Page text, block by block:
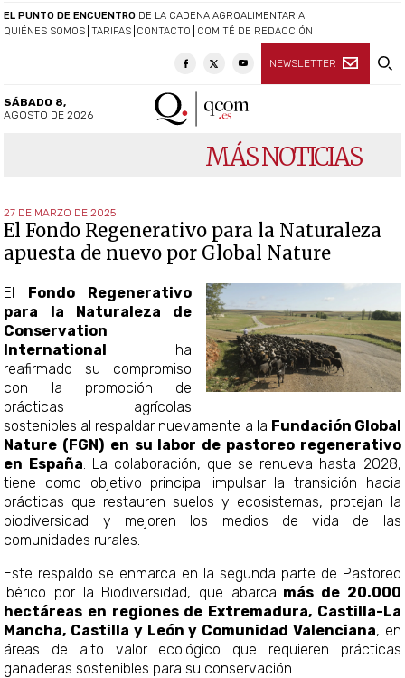
QUIÉNES SOMOS TARIFAS CONTACTO COMITÉ DE REDACCIÓN
NEWSLETTER
EL PUNTO DE ENCUENTRO DE LA CADENA AGROALIMENTARIA
SÁBADO 8,
AGOSTO DE 2026
MÁS NOTICIAS
27 DE MARZO DE 2025
El Fondo Regenerativo para la Naturaleza
apuesta de nuevo por Global Nature
El Fondo Regenerativo
para la Naturaleza de
Conservation
International ha
reafirmado su compromiso
con la promoción de
prácticas agrícolas
sostenibles al respaldar nuevamente a la Fundación Global
Nature (FGN) en su labor de pastoreo regenerativo
en España . La colaboración, que se renueva hasta 2028,
tiene como objetivo principal impulsar la transición hacia
prácticas que restauren suelos y ecosistemas, protejan la
biodiversidad y mejoren los medios de vida de las
comunidades rurales.​
Este respaldo se enmarca en la segunda parte de Pastoreo
Ibérico por la Biodiversidad, que abarca más de 20.000
hectáreas en regiones de Extremadura, Castilla-La
Mancha, Castilla y León y Comunidad Valenciana, en
reas de alto valor ecológico que requieren prácticas
ganaderas sostenibles para su conservación. ​